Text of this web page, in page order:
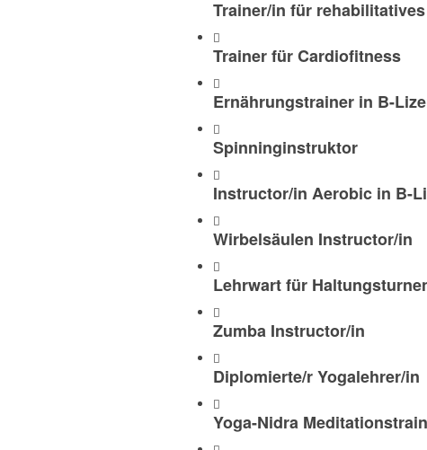
Trainer/in für
Trainer für Cardiofitness
Ernährungstrainer in B-
Spinninginstruktor
Instructor/in Aerobic in B-
Wirbelsäulen Instructor/in
Lehrwart für
Zumba Instructor/in
Diplomierte/r Yogalehrer/in
Yoga-Nidra